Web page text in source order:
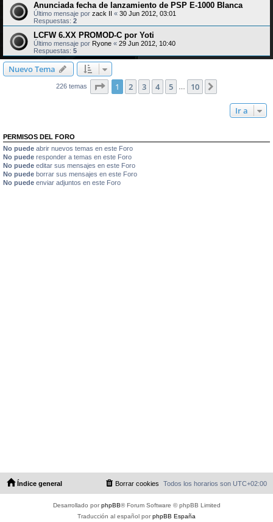
Anunciada fecha de lanzamiento de PSP E-1000 Blanca
Último mensaje por zack II « 30 Jun 2012, 03:01
Respuestas: 2
LCFW 6.XX PROMOD-C por Yoti
Último mensaje por Ryone « 29 Jun 2012, 10:40
Respuestas: 5
Nuevo Tema
226 temas Página de 10
1 2 3 4 5 10
Ir a
PERMISOS DEL FORO
No puede abrir nuevos temas en este Foro
No puede responder a temas en este Foro
No puede editar sus mensajes en este Foro
No puede borrar sus mensajes en este Foro
No puede enviar adjuntos en este Foro
Índice general Todos los horarios son UTC+02:00
Borrar cookies
Desarrollado porphpBB® Forum Software © phpBB Limited
Traducción al español porphpBB España